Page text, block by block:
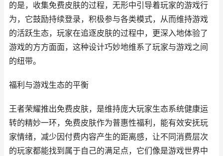
的是，收集免费皮肤的过程，无形中引导着玩家的游戏行
为，它鼓励持续登录，积极参与各类模式，从而维持游戏
的活跃生态，玩家在追逐皮肤的过程中，更深入地体验了
游戏的方方面面，这种设计巧妙地维系了玩家与游戏之间
的纽带。
福利与游戏生态的平衡
王者荣耀推出免费皮肤，是维持庞大玩家生态系统健康运
转的精妙一环，免费皮肤作为普惠性福利，能有效安抚玩
家情绪，减少因付费内容产生的距离感，让不同消费层次
的玩家都能找到属于自己的满足点，它们像是游戏世界中